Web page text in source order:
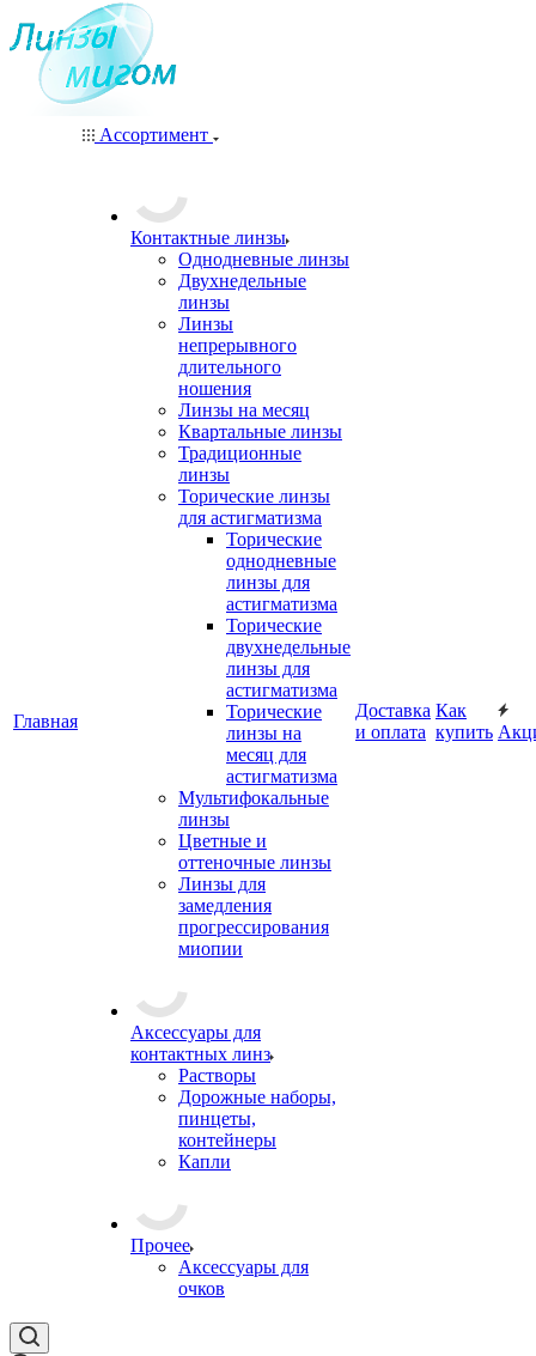
Главная
Ассортимент
Контактные линзы
Однодневные линзы
Двухнедельные
линзы
Линзы
непрерывного
длительного
ношения
Линзы на месяц
Квартальные линзы
Традиционные
линзы
Торические линзы
для астигматизма
Торические
однодневные
линзы для
астигматизма
Торические
двухнедельные
линзы для
астигматизма
Торические
линзы на
месяц для
астигматизма
Мультифокальные
линзы
Цветные и
оттеночные линзы
Линзы для
замедления
прогрессирования
миопии
Аксессуары для
контактных линз
Растворы
Дорожные наборы,
пинцеты,
контейнеры
Капли
Прочее
Аксессуары для
очков
Доставка
и оплата
Как
купить